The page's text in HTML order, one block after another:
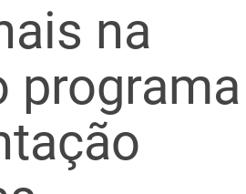
na
programa